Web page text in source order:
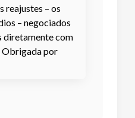
reajustes – os
– negociados
diretamente com
Obrigada por